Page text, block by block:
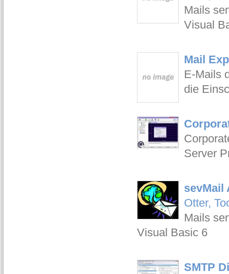
Mails
Visual
Mail
E-Mails
die
Server
sevMail
Otter,
Mails
Visual Basic 6
SMTP